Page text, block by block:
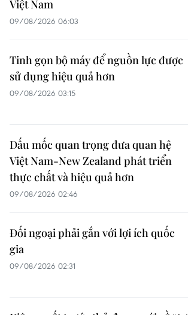
Việt Nam
09/08/2026 06:03
Tinh gọn bộ máy để nguồn lực được
sử dụng hiệu quả hơn
09/08/2026 03:15
Dấu mốc quan trọng đưa quan hệ
Việt Nam-New Zealand phát triển
thực chất và hiệu quả hơn
09/08/2026 02:46
Đối ngoại phải gắn với lợi ích quốc
gia
09/08/2026 02:31